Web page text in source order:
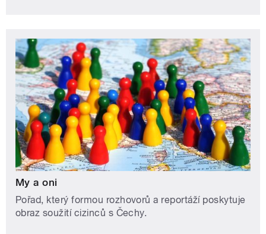
My a oni
Pořad, který formou rozhovorů a reportáží poskytuje
obraz soužití cizinců s Čechy.